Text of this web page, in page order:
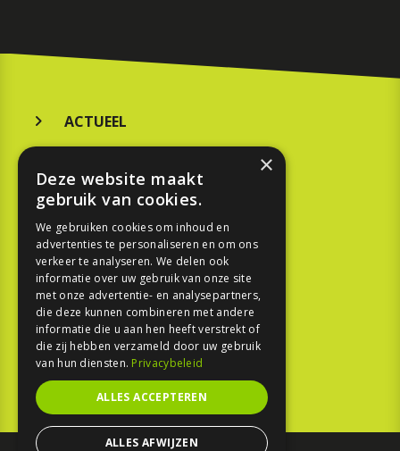
ACTUEEL
KOOPGIDS
TESTEN
SPORT
REPORTAGE
TOUREN
NIEUWSBRIEF
×
Deze website maakt
gebruik van cookies.
We gebruiken cookies om inhoud en
advertenties te personaliseren en om ons
verkeer te analyseren. We delen ook
informatie over uw gebruik van onze site
met onze advertentie- en analysepartners,
die deze kunnen combineren met andere
informatie die u aan hen heeft verstrekt of
die zij hebben verzameld door uw gebruik
van hun diensten. Privacybeleid
ALLES ACCEPTEREN
ALLES AFWIJZEN